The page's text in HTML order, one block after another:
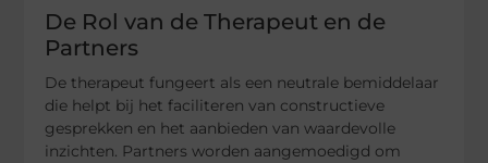
De Rol van de Therapeut en de
Partners
De therapeut fungeert als een neutrale bemiddelaar
die helpt bij het faciliteren van constructieve
gesprekken en het aanbieden van waardevolle
inzichten. Partners worden aangemoedigd om